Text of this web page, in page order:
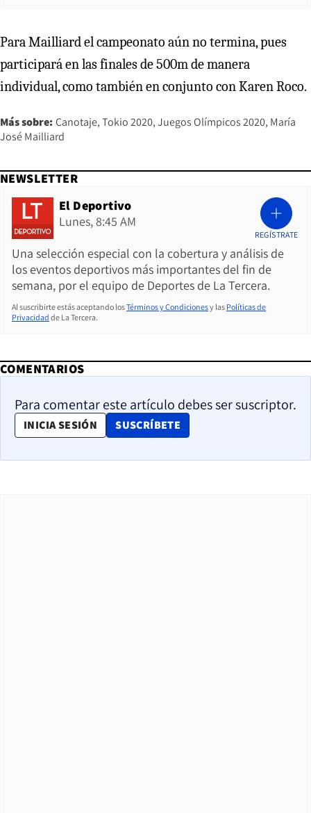
Para Mailliard el campeonato aún no termina, pues
participará en las finales de 500m de manera
individual, como también en conjunto con Karen Roco.
Más sobre: Canotaje Tokio 2020 Juegos Olímpicos 2020 María
José Mailliard
NEWSLETTER
El Deportivo
Lunes, 8:45 AM
Una selección especial con la cobertura y análisis de
los eventos deportivos más importantes del fin de
semana, por el equipo de Deportes de La Tercera.
REGÍSTRATE
Al suscribirte estás aceptando losTérminos y Condicionesy las Políticas de
Privacidad de La Tercera.
COMENTARIOS
Para comentar este artículo debes ser suscriptor.
INICIA SESIÓN SUSCRÍBETE
OPENS IN NEW WINDOW